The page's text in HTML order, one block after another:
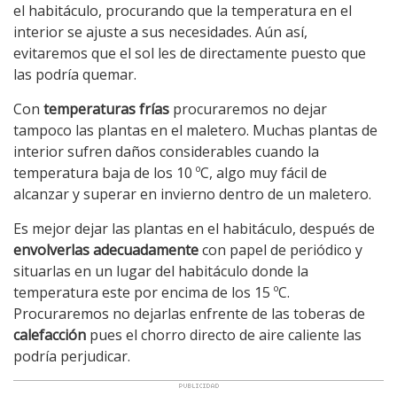
el habitáculo, procurando que la temperatura en el
interior se ajuste a sus necesidades. Aún así,
evitaremos que el sol les de directamente puesto que
las podría quemar.
Con temperaturas frías procuraremos no dejar
tampoco las plantas en el maletero. Muchas plantas de
interior sufren daños considerables cuando la
temperatura baja de los 10 ºC, algo muy fácil de
alcanzar y superar en invierno dentro de un maletero.
Es mejor dejar las plantas en el habitáculo, después de
envolverlas adecuadamentecon papel de periódico y
situarlas en un lugar del habitáculo donde la
temperatura este por encima de los 15 ºC.
Procuraremos no dejarlas enfrente de las toberas de
calefacción pues el chorro directo de aire caliente las
podría perjudicar.